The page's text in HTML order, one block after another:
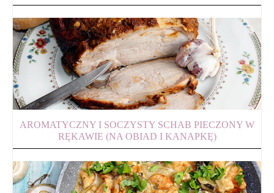
AROMATYCZNY I SOCZYSTY SCHAB PIECZONY W
RĘKAWIE (NA OBIAD I KANAPKĘ)